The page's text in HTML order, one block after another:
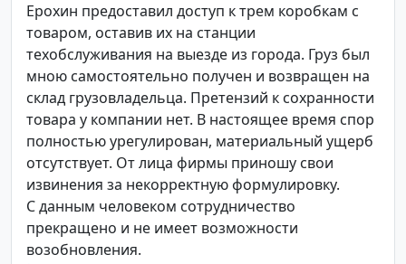
Ерохин предоставил доступ к трем коробкам с
товаром, оставив их на станции
техобслуживания на выезде из города. Груз был
мною самостоятельно получен и возвращен на
склад грузовладельца. Претензий к сохранности
товара у компании нет. В настоящее время спор
полностью урегулирован, материальный ущерб
отсутствует. От лица фирмы приношу свои
извинения за некорректную формулировку.
С данным человеком сотрудничество
прекращено и не имеет возможности
возобновления.